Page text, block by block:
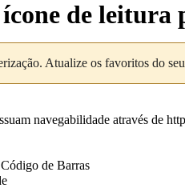
de
Atualize os favoritos do
navegabilidade através de
de Barras